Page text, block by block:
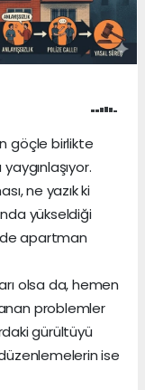
göçle birlikte
ne yazık ki
yükseldiği
apartman
olsa da, hemen
problemler
gürültüyü
ise